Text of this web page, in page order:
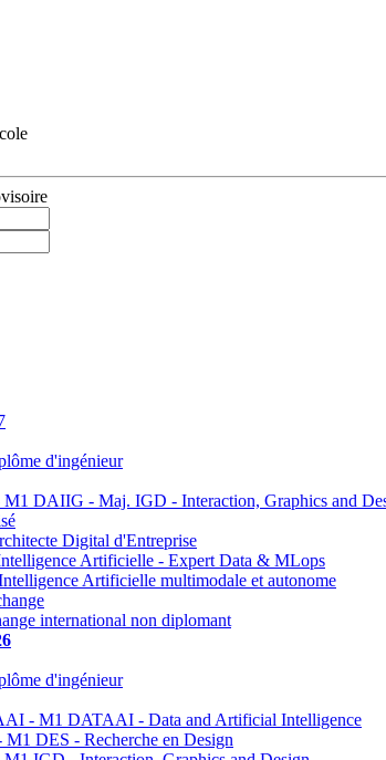
d'ingénieur
DAIIG - Maj. IGD - Interaction, Graphics and
Digital d'Entreprise
Artificielle - Expert Data & MLops
Artificielle multimodale et autonome
international non diplomant
d'ingénieur
- M1 DATAAI - Data and Artificial Intelligence
DES - Recherche en Design